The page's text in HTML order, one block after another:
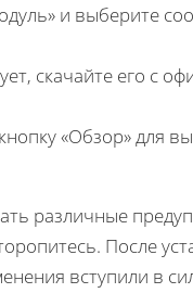
и выберите
скачайте его с
«Обзор» для
различные
После
вступили в